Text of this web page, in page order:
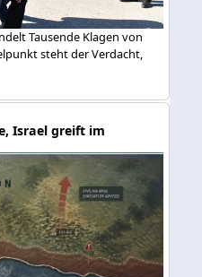
Tausende Klagen von
steht der Verdacht,
Israel greift im